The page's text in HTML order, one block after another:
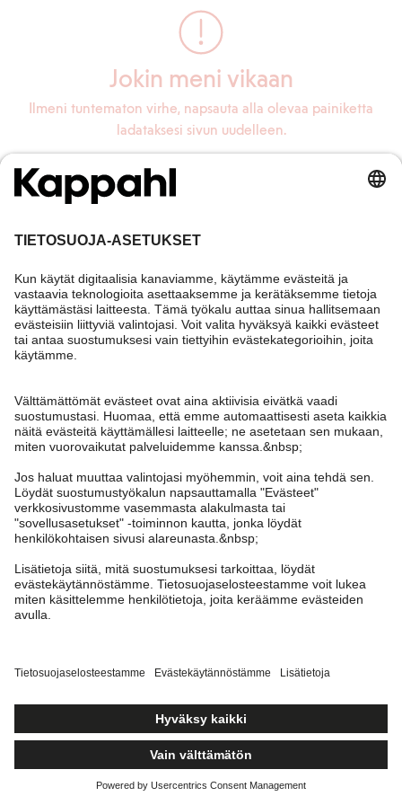
Jokin meni vikaan
Ilmeni tuntematon virhe, napsauta alla olevaa painiketta
ladataksesi sivun uudelleen.
Lataa sivu uudelleen